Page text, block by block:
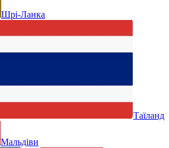
Шрі-Ланка
Таїланд
Мальдіви